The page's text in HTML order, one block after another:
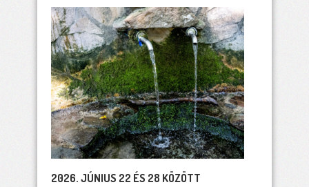
2026. JÚNIUS 22 ÉS 28 KÖZÖTT